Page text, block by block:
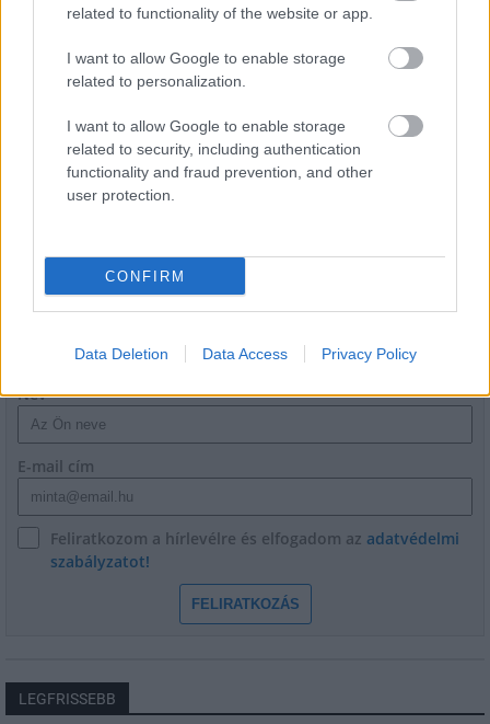
related to functionality of the website or app.
I want to allow Google to enable storage
related to personalization.
I want to allow Google to enable storage
related to security, including authentication
functionality and fraud prevention, and other
user protection.
CONFIRM
Data Deletion Data Access Privacy Policy
hirdetés
Név
E-mail cím
Feliratkozom a hírlevélre és elfogadom az adatvédelmi
szabályzatot!
FELIRATKOZÁS
LEGFRISSEBB